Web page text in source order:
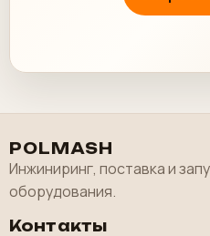
POLMASH
Инжиниринг, поставка и
оборудования.
Контакты